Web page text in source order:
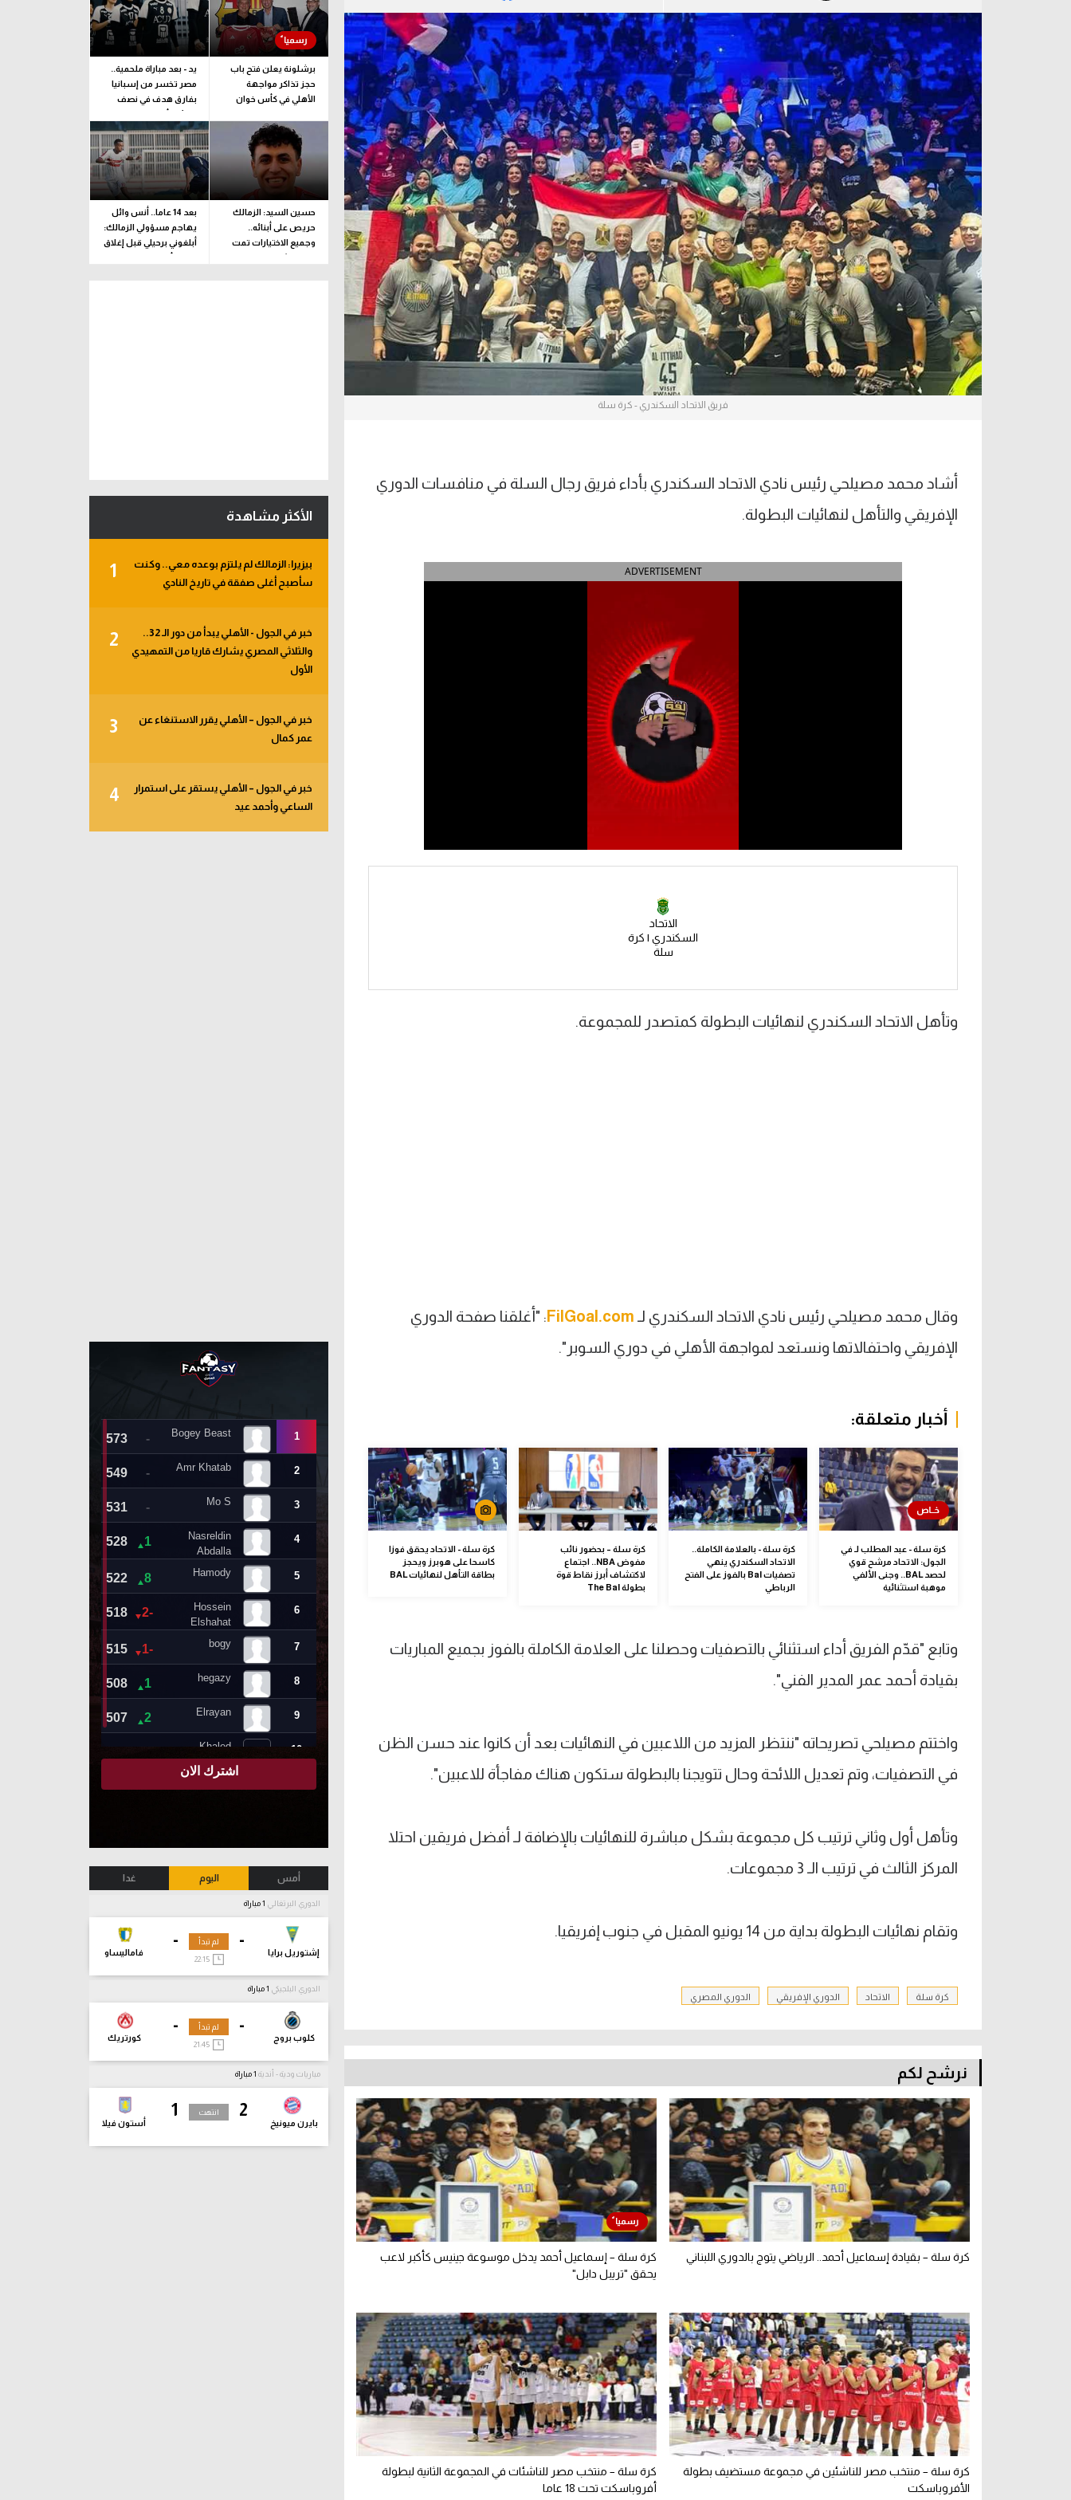
آراء حرة
ركن الألعاب
الدوري السعودي للمحترفين
دوري أبطال أوروبا
دوري أبطال إفريقيا
كل البطولات
دوري أبطال أوروبا
القسم الثاني
رياضات أخرى
آسيا
أمريكا
ركن الألعاب
فريق الاتحاد السكندري - كرة سلة
أشاد محمد مصيلحي رئيس نادي الاتحاد السكندري بأداء فريق رجال السلة في منافسات الدوري
الإفريقي والتأهل لنهائيات البطولة.
ADVERTISEMENT
الاتحاد
السكندري | كرة
سلة
وتأهل الاتحاد السكندري لنهائيات البطولة كمتصدر للمجموعة.
وقال محمد مصيلحي رئيس نادي الاتحاد السكندري لـ FilGoal.com: "أغلقنا صفحة الدوري
الإفريقي واحتفالاتها ونستعد لمواجهة الأهلي في دوري السوبر".
أخبار متعلقة:
كرة سلة - عبد المطلب لـ في
الجول: الاتحاد مرشح قوي
لحصد BAL.. وجنى الألفي
موهبة استثنائية
كرة سلة - بالعلامة الكاملة..
الاتحاد السكندري ينهي
تصفيات Bal بالفوز على الفتح
الرباطي
كرة سلة – بحضور نائب
مفوض NBA.. اجتماع
لاكتشاف أبرز نقاط قوة
بطولة The Bal
كرة سلة - الاتحاد يحقق فوزا
كاسحا على هوبرز ويحجز
بطاقة التأهل لنهائيات BAL
وتابع "قدّم الفريق أداء استثنائي بالتصفيات وحصلنا على العلامة الكاملة بالفوز بجميع المباريات
بقيادة أحمد عمر المدير الفني".
واختتم مصيلحي تصريحاته "ننتظر المزيد من اللاعبين في النهائيات بعد أن كانوا عند حسن الظن
في التصفيات، وتم تعديل اللائحة وحال تتويجنا بالبطولة ستكون هناك مفاجأة للاعبين".
وتأهل أول وثاني ترتيب كل مجموعة بشكل مباشرة للنهائيات بالإضافة لـ أفضل فريقين احتلا
المركز الثالث في ترتيب الـ 3 مجموعات.
وتقام نهائيات البطولة بداية من 14 يونيو المقبل في جنوب إفريقيا.
كرة سلة الاتحاد الدوري الإفريقي الدوري المصري
نرشح لكم
كرة سلة – بقيادة إسماعيل أحمد.. الرياضي يتوج بالدوري اللبناني
كرة سلة – إسماعيل أحمد يدخل موسوعة جينيس كأكبر لاعب
يحقق "تريبل دابل"
كرة سلة – منتخب مصر للناشئين في مجموعة مستضيف بطولة
الأفروباسكت
كرة سلة – منتخب مصر للناشئات في المجموعة الثانية لبطولة
أفروباسكت تحت 18 عاما
برشلونة يعلن فتح باب
حجز تذاكر مواجهة
الأهلي في كأس خوان
يد - بعد مباراة ملحمية..
مصر تخسر من إسبانيا
بفارق هدف في نصف
نهائي كأس العالم
للناشئات
حسين السيد: الزمالك
حريص على أبنائه..
وجميع الاختيارات تمت
وفقا لرؤية فنية بحتة
بعد 14 عاما.. أنس وائل
يهاجم مسؤولي الزمالك:
أبلغوني برحيلي قبل إغلاق
القيد بأيام
الأكثر مشاهدة
1
بيزيرا: الزمالك لم يلتزم بوعده معي.. وكنت
سأصبح أغلى صفقة في تاريخ النادي
2
خبر في الجول - الأهلي يبدأ من دور الـ 32..
والثلاثي المصري يشارك قاريا من التمهيدي
الأول
3
خبر في الجول – الأهلي يقرر الاستنغاء عن
عمر كمال
4
خبر في الجول – الأهلي يستقر على استمرار
الساعي وأحمد عيد
أمس اليوم غدا
الدوري البرتغالي
-
إشتوريل برايا
-
فاماليساو
لم تبدأ
22:15
الدوري البلجيكي
-
كلوب بروج
-
كورتريك
لم تبدأ
مباريات ودية - أندية
2
بايرن ميونيخ
1
أستون فيلا
انتهت